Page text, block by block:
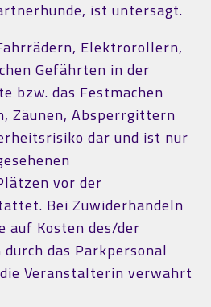
ist untersagt.
Elektrorollern,
Gefährten in der
bzw. das Festmachen
Zäunen, Absperrgittern
dar und ist nur
vor der
Bei Zuwiderhandeln
auf Kosten des/der
das Parkpersonal
Veranstalterin verwahrt